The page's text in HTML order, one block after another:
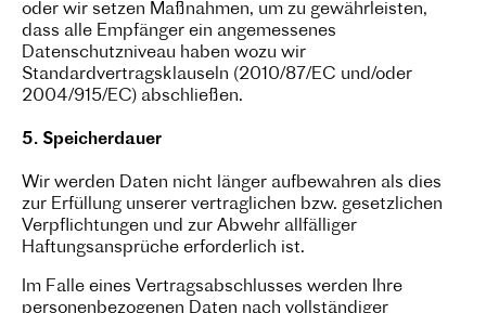
oder wir setzen Maßnahmen, um zu gewährleisten,
dass alle Empfänger ein angemessenes
Datenschutzniveau haben wozu wir
Standardvertragsklauseln (2010/87/EC und/oder
2004/915/EC) abschließen.
5. Speicherdauer
Wir werden Daten nicht länger aufbewahren als dies
zur Erfüllung unserer vertraglichen bzw. gesetzlichen
Verpflichtungen und zur Abwehr allfälliger
Haftungsansprüche erforderlich ist.
Im Falle eines Vertragsabschlusses werden Ihre
personenbezogenen Daten nach vollständiger